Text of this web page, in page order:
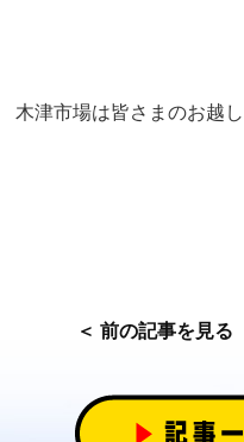
木津市場は皆さまのお越
＜ 前の記事を見る